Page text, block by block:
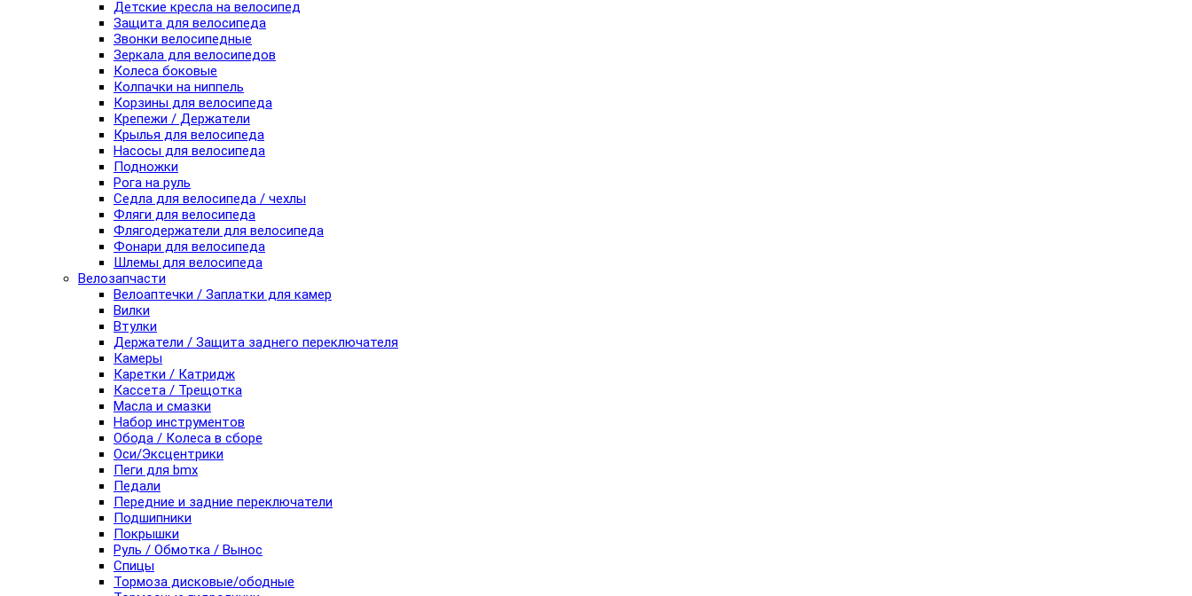
Детские кресла на велосипед
Защита для велосипеда
Звонки велосипедные
Зеркала для велосипедов
Колеса боковые
Колпачки на ниппель
Корзины для велосипеда
Крепежи / Держатели
Крылья для велосипеда
Насосы для велосипеда
Подножки
Рога на руль
Седла для велосипеда / чехлы
Фляги для велосипеда
Флягодержатели для велосипеда
Фонари для велосипеда
Шлемы для велосипеда
Велозапчасти
Велоаптечки / Заплатки для камер
Вилки
Втулки
Держатели / Защита заднего переключателя
Камеры
Каретки / Катридж
Кассета / Трещотка
Масла и смазки
Набор инструментов
Обода / Колеса в сборе
Оси/Эксцентрики
Пеги для bmx
Педали
Передние и задние переключатели
Подшипники
Покрышки
Руль / Обмотка / Вынос
Спицы
Тормоза дисковые/ободные